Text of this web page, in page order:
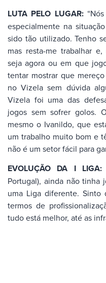
LUTA PELO LUGAR:
especialmente na
sido tão utilizado. Tenho
mas resta-me trabalhar
seja agora ou em que
tentar mostrar que
no Vizela sem dúvida
Vizela foi uma das
jogos sem sofrer golos.
mesmo o Ivanildo, que
um trabalho muito bom e
não é um setor fácil para
EVOLUÇÃO DA I LIGA:
Portugal), ainda não tinha
uma Liga diferente.
termos de
tudo está melhor, até as